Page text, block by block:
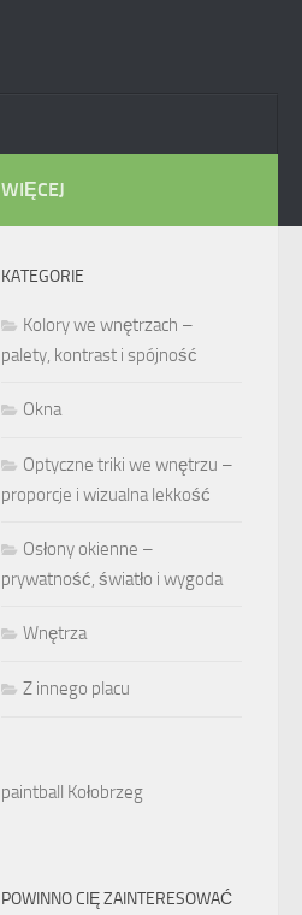
WIĘCEJ
KATEGORIE
Kolory we wnętrzach –
palety, kontrast i spójność
Okna
Optyczne triki we wnętrzu –
proporcje i wizualna lekkość
Osłony okienne –
prywatność, światło i wygoda
Wnętrza
Z innego placu
paintball Kołobrzeg
POWINNO CIĘ ZAINTERESOWAĆ